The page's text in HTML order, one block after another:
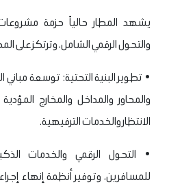
يشهد المطار حالياً حزمة
والتحول الرقمي الشامل، وترتكز على
• تطوير البنية التحتية: توسعة
والمحاور والمداخل والمخارج
الانتظار والخدمات الترفيهية.
• التحول الرقمي والخدمات